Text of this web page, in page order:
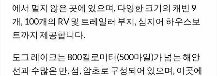
에서 멀지 않은 곳에 있으며, 다양한 크기의 캐빈 9
개, 100개의 RV 및 트레일러 부지, 심지어 하우스보
트까지 제공합니다.
도그 레이크는 800킬로미터(500마일)가 넘는 해안
선과 수많은 만, 섬, 암초로 구성되어 있으며, 이곳에